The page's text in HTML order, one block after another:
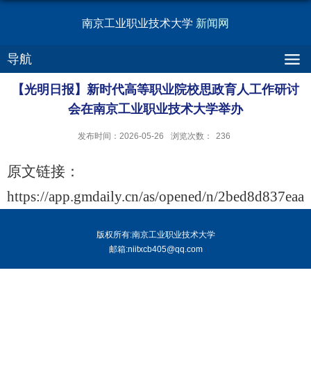
南京工业职业技术大学 新闻网
导航
【光明日报】新时代高等职业院校思政育人工作研讨
会在南京工业职业技术大学举办
发布时间：2026-05-26 浏览次数： 236
原文链接：
https://app.gmdaily.cn/as/opened/n/
版权所有:南京工业职业技术大学
邮箱:niitxcb405@qq.com